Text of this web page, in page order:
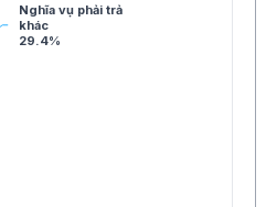
Nghĩa vụ phải trả
khác
29.4%